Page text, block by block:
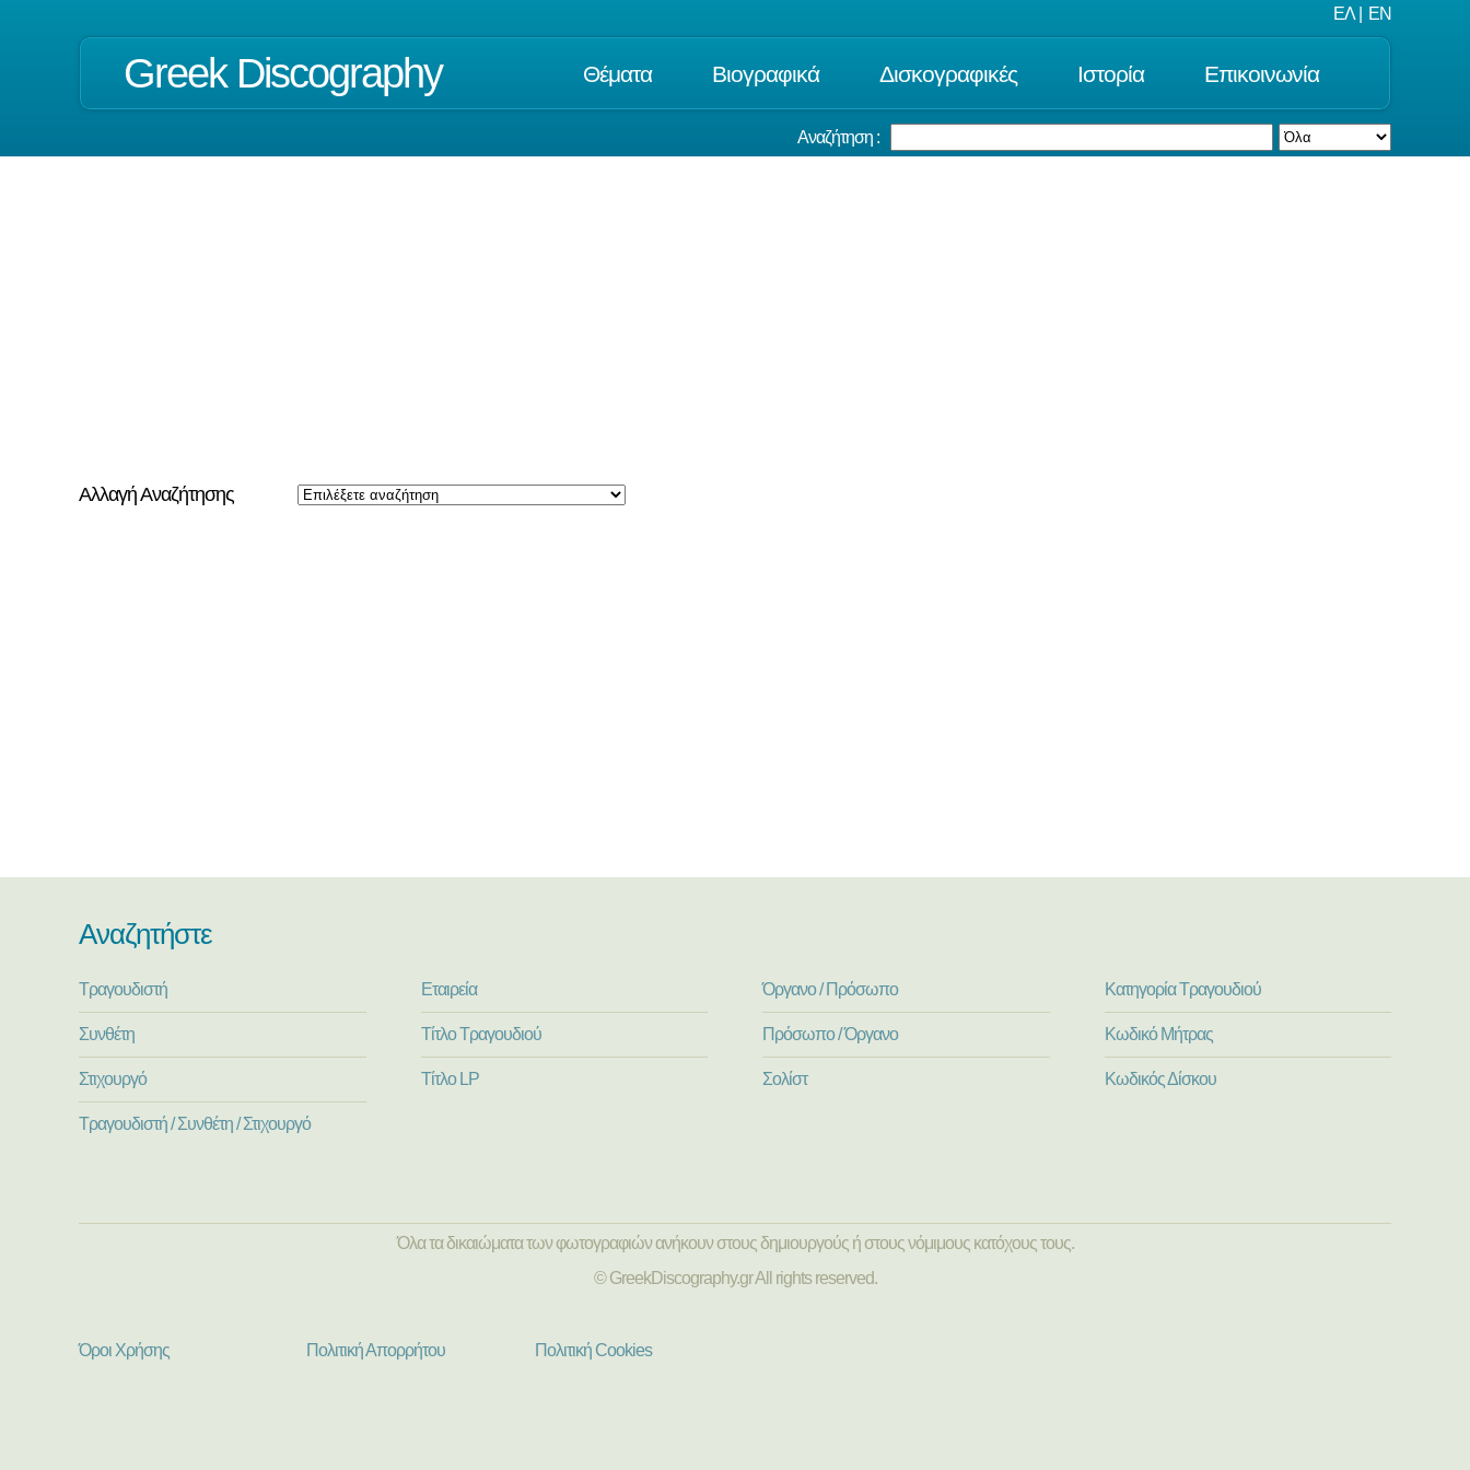
ΕΛ EN
Greek Discography Θέματα Βιογραφικά Δισκογραφικές Ιστορία Επικοινωνία
Αναζήτηση :
Αλλαγή Αναζήτησης
Αναζητήστε
Τραγουδιστή
Συνθέτη
Στιχουργό
Τραγουδιστή / Συνθέτη / Στιχουργό
Εταιρεία
Τίτλο Τραγουδιού
Τίτλο LP
Όργανο / Πρόσωπο
Πρόσωπο / Όργανο
Σολίστ
Κατηγορία Τραγουδιού
Κωδικό Μήτρας
Κωδικός Δίσκου
Όλα τα δικαιώματα των φωτογραφιών ανήκουν στους δημιουργούς ή στους νόμιμους κατόχους τους.
© GreekDiscography.gr All rights reserved.
Όροι Χρήσης Πολιτική Απορρήτου Πολιτική Cookies